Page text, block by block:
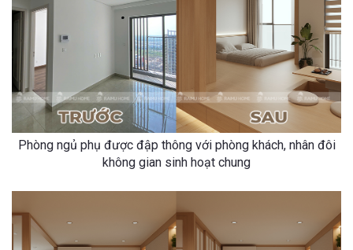
Phòng ngủ phụ được đập thông với phòng khách, nhân đôi
không gian sinh hoạt chung